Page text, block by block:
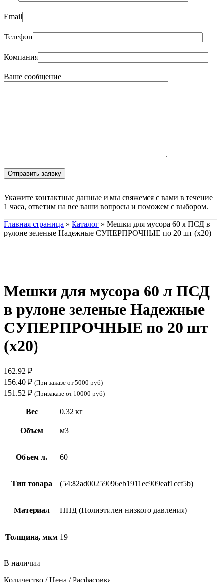
Email
Телефон
Компания
Ваше сообщение
Укажите контактные данные и мы свяжемся с вами в течение
1 часа, ответим на все ваши вопросы и поможем с выбором.
Главная страница » Каталог » Мешки для мусора 60 л ПСД в
рулоне зеленые Надежные СУПЕРПРОЧНЫЕ по 20 шт (х20)
Мешки для мусора 60 л ПСД
в рулоне зеленые Надежные
СУПЕРПРОЧНЫЕ по 20 шт
(х20)
162.92 ₽
156.40 ₽ (При заказе от 5000 руб)
151.52 ₽ (Призаказе от 10000 руб)
Вес 0.32 кг
Объем м3
Объем л. 60
Тип товара (54:82ad00259096eb1911ec909eaf1ccf5b)
Материал ПНД (Полиэтилен низкого давления)
Толщина, мкм 19
В наличии
Количество / Цена / Расфасовка